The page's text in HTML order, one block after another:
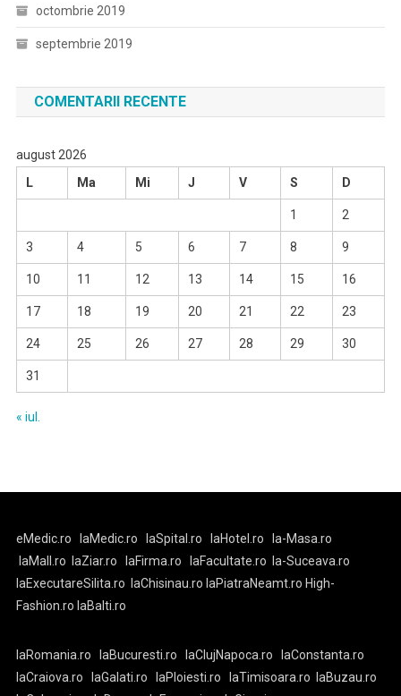
octombrie 2019
septembrie 2019
COMENTARII RECENTE
august 2026
L
Ma Mi J V S D
1 2
3 4 5 6 7 8 9
10 11 12 13 14 15 16
17 18 19 20 21 22 23
24 25 26 27 28 29 30
31
« iul.
eMedic.ro laMedic.ro laSpital.ro laHotel.ro
la-Masa.ro
laMall.ro
laZiar.ro laFirma.ro laFacultate.ro
la-Suceava.ro
laExecutareSilita.ro
laChisinau.ro laPiatraNeamt.ro High-
Fashion.ro laBalti.ro
laRomania.ro laBucuresti.ro laClujNapoca.ro
laConstanta.ro
laCraiova.ro
laGalati.ro laPloiesti.ro laTimisoara.ro
laBuzau.ro